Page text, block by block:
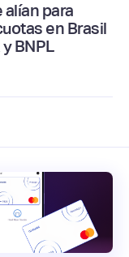
alían para
en Brasil
BNPL